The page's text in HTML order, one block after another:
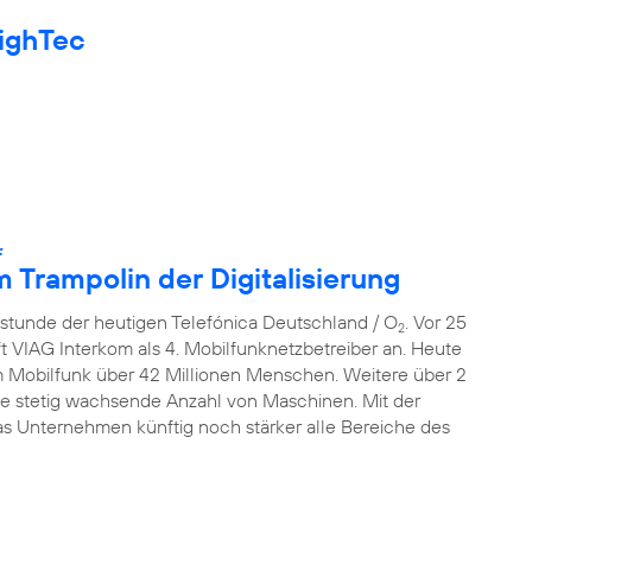
:
Trampolin der Digitalisierung
der heutigen Telefónica Deutschland / O2 . Vor 25
VIAG Interkom als 4. Mobilfunknetzbetreiber an. Heute
über 42 Millionen Menschen. Weitere über 2
stetig wachsende Anzahl von Maschinen. Mit der
Unternehmen künftig noch stärker alle Bereiche des